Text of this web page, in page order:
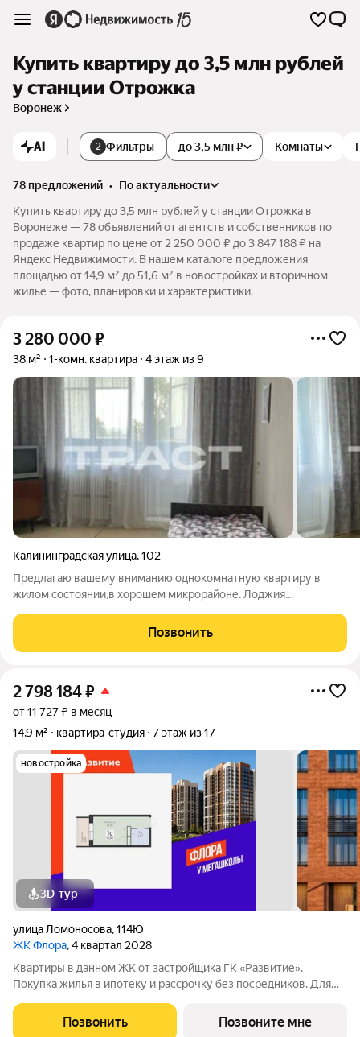
Купить квартиру до 3,5 млн рублей
у станции Отрожка
Воронеж
AI 2 Фильтры Комнаты
до 3,5 млн ₽
78 предложений •
по актуальности
Купить квартиру до 3,5 млн рублей у станции Отрожка в
Воронеже — 78 объявлений от агентств и собственников по
продаже квартир по цене от 2 250 000 ₽ до 3 847 188 ₽ на
Яндекс Недвижимости. В нашем каталоге предложения
площадью от 14,9 м² до 51,6 м² в новостройках и вторичном
жилье — фото, планировки и характеристики.
3 280 000 ₽
38 м² 1-комн. квартира 4 этаж из 9
Калининградская улица,102
Предлагаю вашему вниманию однокомнатную квартиру в
жилом состоянии,в хорошем микрорайоне. Лоджия
Раздельные санузлы. Квартира теплая,светлая. Удобный этаж.
Тихий двор. Рядом школа,магазины,мини
Позвонить
2 798 184₽
от 11 727 ₽ в месяц
14,9 м²
квартира-студия 7 этаж из 17
новостройка
3D-тур
улица Ломоносова,114Ю
ЖК Флора, 4 квартал 2028
Квартиры в данном ЖК от застройщика ГК «Развитие».
Покупка жилья в ипотеку и рассрочку без посредников. Для
обращайтесь в отдел продаж застройщика.
Позвонить Позвоните мне